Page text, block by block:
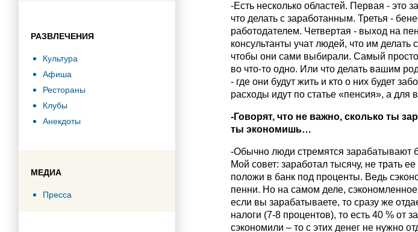
РАЗВЛЕЧЕНИЯ
Культура
Афиша
Рестораны
Клубы
Анекдоты
МЕДИА
Пресса
-Есть несколько областей. Первая - это
что делать с заработанным. Третья -
работодателем. Четвертая - выход на
консультанты учат людей, что им
чтобы они сами выбирали. Самый
во что-то одно. Или что делать вашим
- где они будут жить и кто о них будет
расходы идут по статье «пенсия», а для
-Говорят, что не важно, сколько ты
ты экономишь…
-Обычно люди стремятся зарабатывают
Мой совет: заработал тысячу, не трать
положи в банк под проценты. Ведь
пенни. Но на самом деле,
если вы зарабатываете, то сразу же
налоги (7-8 процентов), то есть 40 % от
сэкономили – то с этих денег не нужно